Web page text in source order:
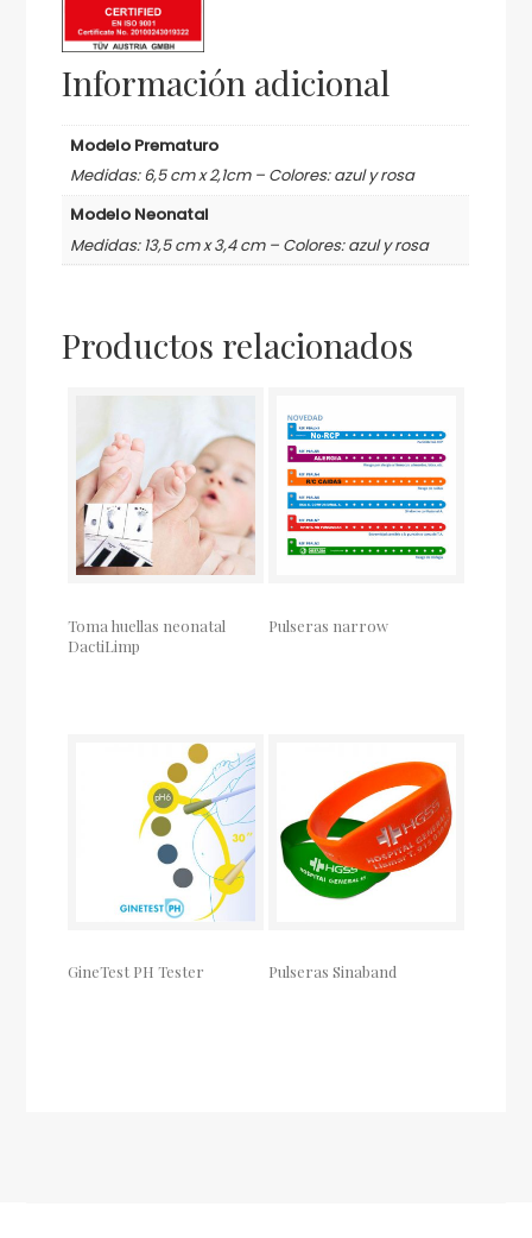
Información adicional
Modelo Prematuro
Medidas: 6,5 cm x 2,1cm – Colores: azul y rosa
Modelo Neonatal
Medidas: 13,5 cm x 3,4 cm – Colores: azul y rosa
Productos relacionados
Toma huellas neonatal
DactiLimp
Pulseras narrow
GineTest PH Tester Pulseras Sinaband